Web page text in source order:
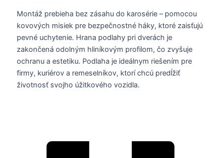
Montáž prebieha bez zásahu do karosérie – pomocou
kovových misiek pre bezpečnostné háky, ktoré zaisťujú
pevné uchytenie. Hrana podlahy pri dverách je
zakončená odolným hliníkovým profilom, čo zvyšuje
ochranu a estetiku. Podlaha je ideálnym riešením pre
firmy, kuriérov a remeselníkov, ktorí chcú predĺžiť
životnosť svojho úžitkového vozidla.